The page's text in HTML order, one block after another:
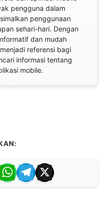
pengguna dalam
penggunaan
sehari-hari. Dengan
dan mudah
referensi bagi
informasi tentang
mobile.
W
h
T
el
X